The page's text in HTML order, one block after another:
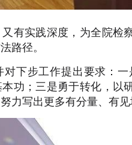
有实践深度，为全院检
路径。
对下步工作提出要求：
功；三是勇于转化，以
力写出更多有分量、有